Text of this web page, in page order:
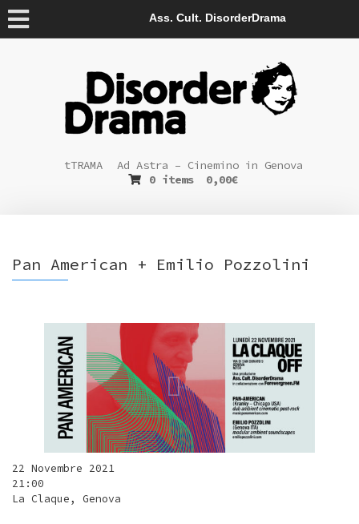
Ass. Cult. DisorderDrama
tTRAMA
Ad Astra – Cinemino in Genova
0 items
0,00€
Pan American + Emilio Pozzolini
22 Novembre 2021
21:00
La Claque, Genova